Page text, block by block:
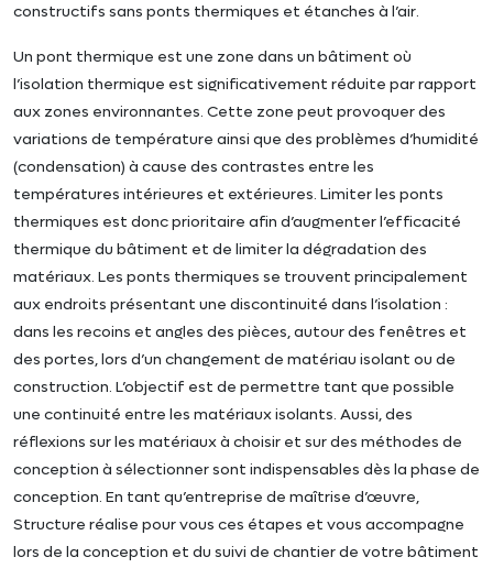
constructifs sans ponts thermiques et étanches à l’air.
Un pont thermique est une zone dans un bâtiment où
l’isolation thermique est significativement réduite par rapport
aux zones environnantes. Cette zone peut provoquer des
variations de température ainsi que des problèmes d’humidité
(condensation) à cause des contrastes entre les
températures intérieures et extérieures. Limiter les ponts
thermiques est donc prioritaire afin d’augmenter l’efficacité
thermique du bâtiment et de limiter la dégradation des
matériaux. Les ponts thermiques se trouvent principalement
aux endroits présentant une discontinuité dans l’isolation :
dans les recoins et angles des pièces, autour des fenêtres et
des portes, lors d’un changement de matériau isolant ou de
construction. L’objectif est de permettre tant que possible
une continuité entre les matériaux isolants. Aussi, des
réflexions sur les matériaux à choisir et sur des méthodes de
conception à sélectionner sont indispensables dès la phase de
conception. En tant qu’entreprise de maîtrise d’œuvre,
Structure réalise pour vous ces étapes et vous accompagne
lors de la conception et du suivi de chantier de votre bâtiment